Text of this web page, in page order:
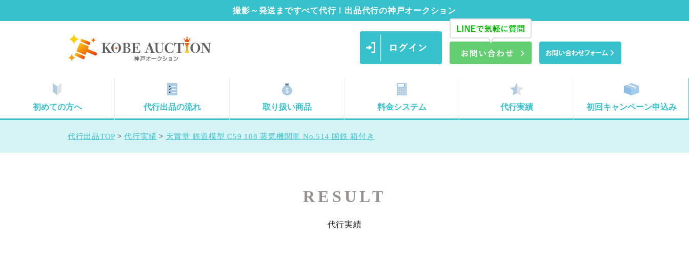
撮影～発送まですべて代行！出品代行の神戸オークション
初めての方へ 代行出品の流れ 取り扱い商品 料金システム 代行実績 初回キャンペーン申込み
代行出品TOP >代行実績 > 天賞堂 鉄道模型 C59 108 蒸気機関車 No.514 国鉄 箱付き
RESULT
代行実績